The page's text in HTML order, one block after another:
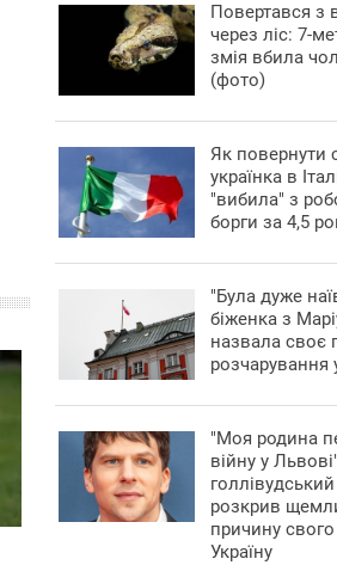
Повертався з
через ліс: 7-
змія вбила
(фото)
​Як повернути
українка в
"вибила" з
борги за 4,5
"Була дуже
біженка з
назвала своє
розчарування
"Моя родина
війну у
розкрив
причину свого
Україну